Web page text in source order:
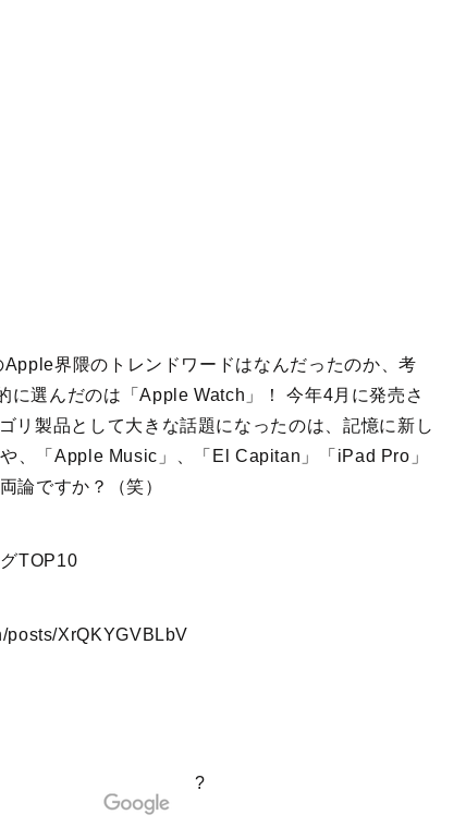
界隈のトレンドワードはなんだったのか、考
に選んだのは「Apple Watch」！ 今年4月に発売さ
リ製品として大きな話題になったのは、記憶に新し
、「Apple Music」、「El Capitan」「iPad Pro」
論ですか？（笑）
TOP10
XrQKYGVBLbV
?